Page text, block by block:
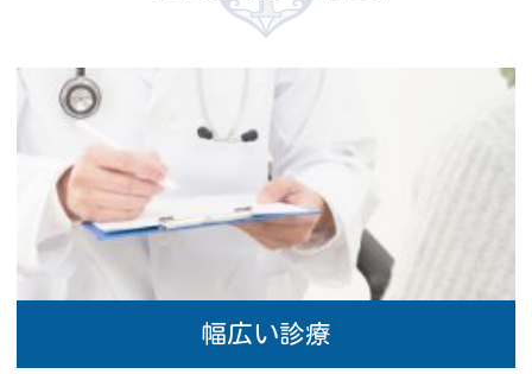
ご迷惑をおかけいたしますが、何卒ご了承下
さい。
院内整備・加算について
＜電子的診療情報連携体制整備加算＞
当院は診察室等において、オンライン資格確
認等システムにより取得した診療情報等を活
用して診療を実施している保険医療機関で
幅広い診療